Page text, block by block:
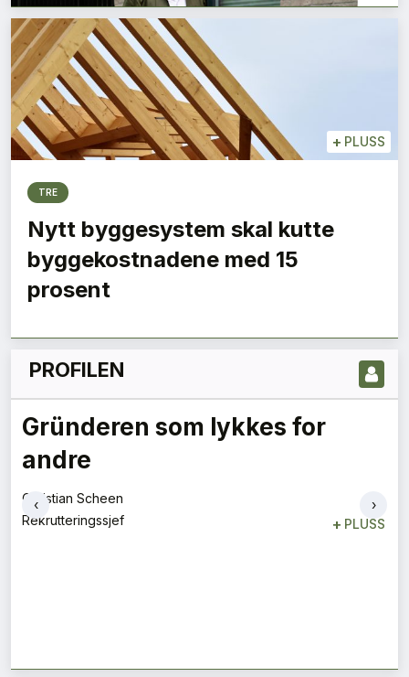
LES NYESTE UTGIVELSE HER
+ PLUSS
TRE
Nytt byggesystem skal kutte
byggekostnadene med 15
prosent
PROFILEN
+ PLUSS
Gründeren som lykkes for
andre
Christian Scheen
Rekrutteringssjef
‹ ›